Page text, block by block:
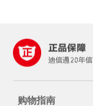
购物指南